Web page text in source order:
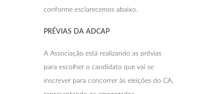
conforme esclarecemos abaixo.
PRÉVIAS DA ADCAP
A Associação está realizando as prévias
para escolher o candidato que vai se
inscrever para concorrer às eleições do CA,